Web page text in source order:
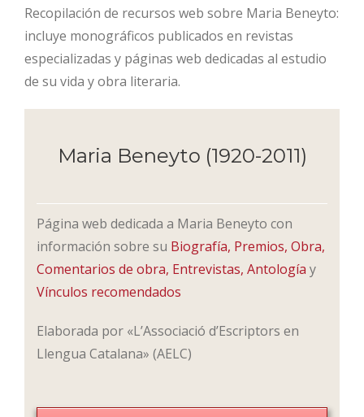
Recopilación de recursos web sobre Maria Beneyto:
incluye monográficos publicados en revistas
especializadas y páginas web dedicadas al estudio
de su vida y obra literaria.
Maria Beneyto (1920-2011)
Página web dedicada a Maria Beneyto con
información sobre su Biografía, Premios, Obra,
Comentarios de obra, Entrevistas, Antología y
Vínculos recomendados
Elaborada por «L’Associació d’Escriptors en
Llengua Catalana» (AELC)